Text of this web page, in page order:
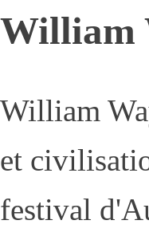
William
William
et
festival